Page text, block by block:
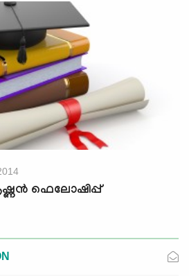
ഫെലോഷിപ്പ്